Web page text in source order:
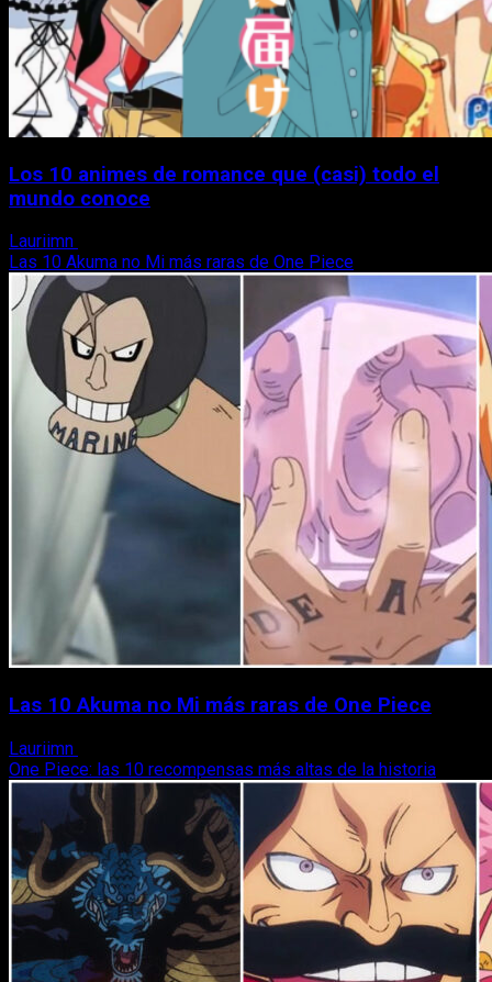
Los 10 animes de romance que (casi) todo el
mundo conoce
Lauriimn
Las 10 Akuma no Mi más raras de One Piece
Las 10 Akuma no Mi más raras de One Piece
Lauriimn
One Piece: las 10 recompensas más altas de la historia